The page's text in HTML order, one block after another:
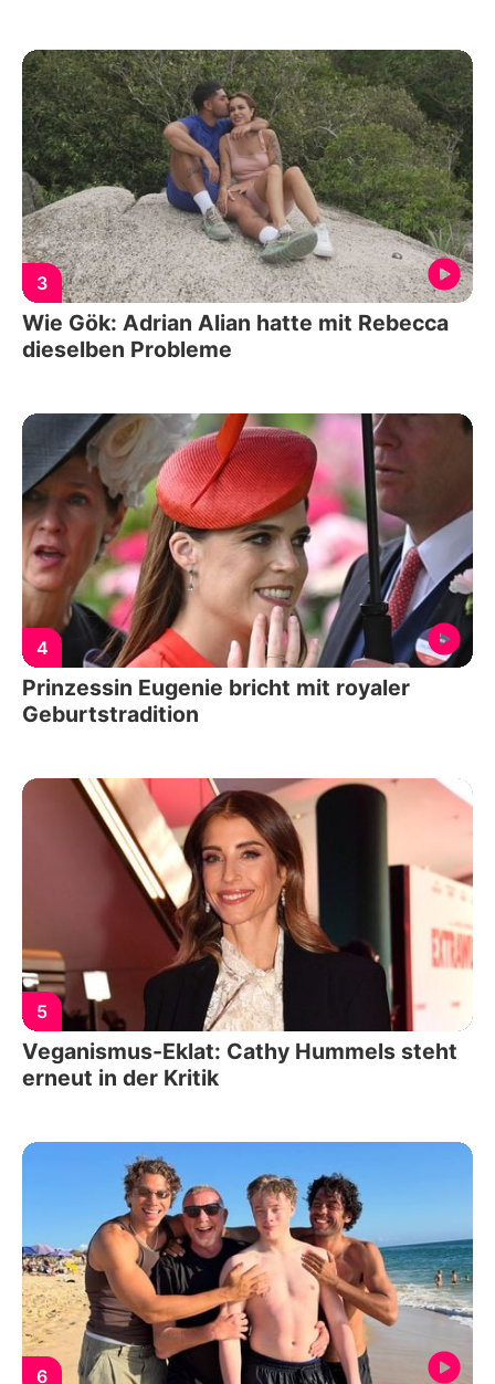
3
Wie Gök: Adrian Alian hatte mit Rebecca
dieselben Probleme
4
Prinzessin Eugenie bricht mit royaler
Geburtstradition
5
Veganismus-Eklat: Cathy Hummels steht
erneut in der Kritik
6